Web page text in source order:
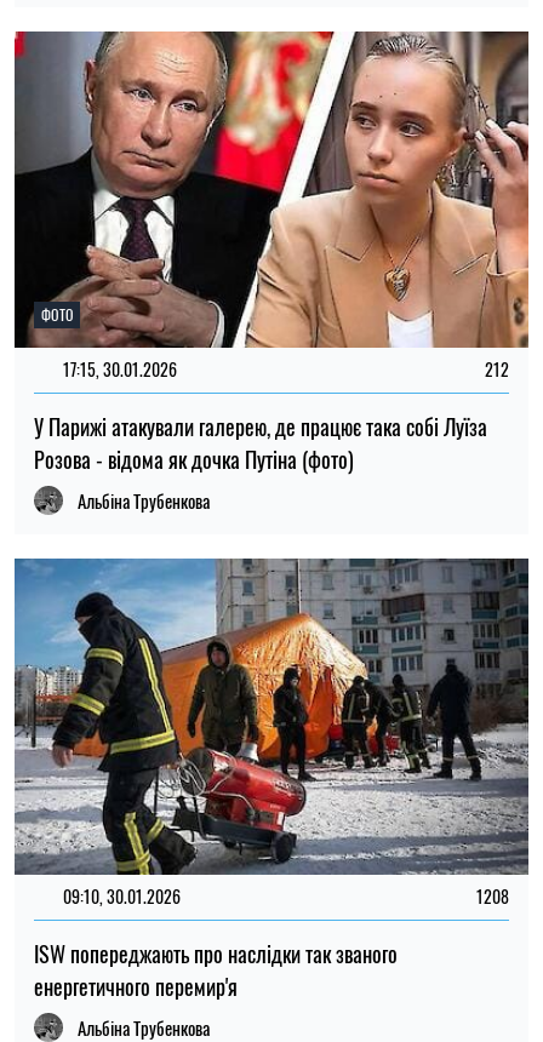
ФОТО
17:15, 30.01.2026 212
У Парижі атакували галерею, де працює така собі Луїза
Розова - відома як дочка Путіна (фото)
Альбіна Трубенкова
09:10, 30.01.2026 1208
ISW попереджають про наслідки так званого
енергетичного перемир'я
Альбіна Трубенкова